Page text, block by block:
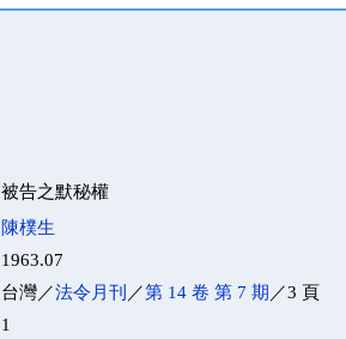
被告之默秘權
陳樸生
1963.07
台灣／法令月刊 ／第 14 卷 第 7 期 ／3 頁
1